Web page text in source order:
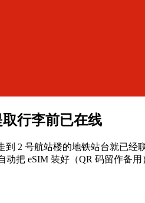
取行李前已在线
到 2 号航站楼的地铁站台就已
把 eSIM 装好（QR 码留作备